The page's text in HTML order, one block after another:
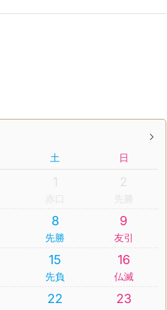
土 日
1
赤口
2
先勝
8
先勝
9
友引
15
先負
16
仏滅
22 23